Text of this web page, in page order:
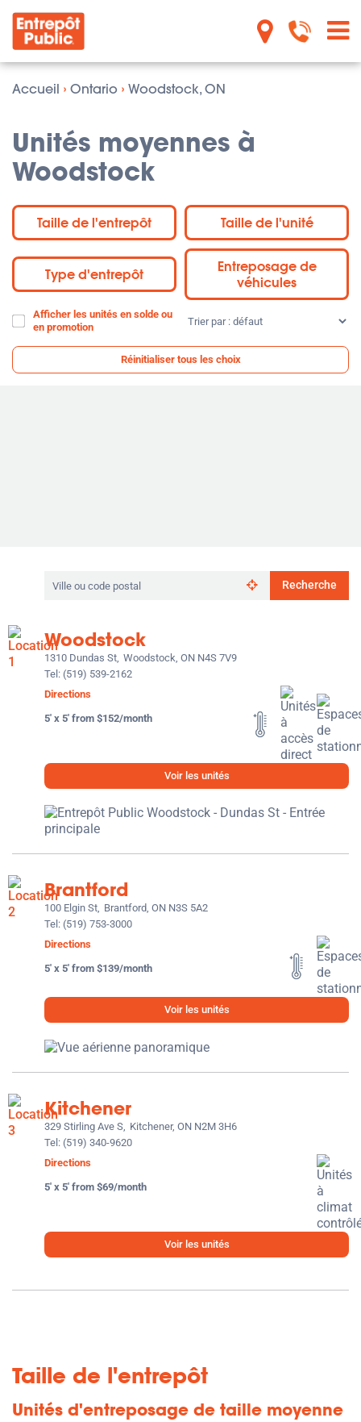
Accueil › Ontario › Woodstock, ON
Unités moyennes à
Woodstock
Taille de l'entrepôt Taille de l'unité
Type d'entrepôt
Entreposage de
véhicules
Afficher les unités en solde ou
en promotion
Trier
:
Réinitialiser tous les choix
Rechercher
par
code
postal
Recherche
Woodstock
1310 Dundas St, Woodstock, ON N4S 7V9
Tel: (519) 539-2162
Directions
5' x 5' from $152/month
Voir les unités
Brantford
100 Elgin St, Brantford, ON N3S 5A2
Tel: (519) 753-3000
Directions
5' x 5' from $139/month
Voir les unités
Kitchener
329 Stirling Ave S, Kitchener, ON N2M 3H6
Tel: (519) 340-9620
Directions
5' x 5' from $69/month
Voir les unités
Taille de l'entrepôt
Unités d'entreposage de taille moyenne